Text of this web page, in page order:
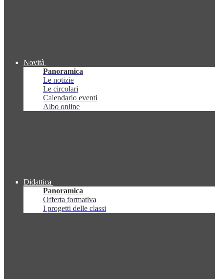
Novità
Panoramica
Le notizie
Le circolari
Calendario eventi
Albo online
Didattica
Panoramica
Offerta formativa
I progetti delle classi